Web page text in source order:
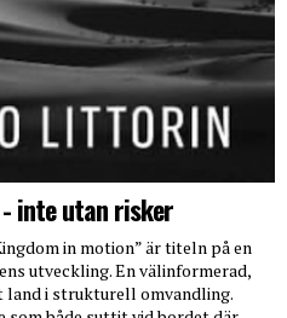
inte utan risker
in motion” är titeln på en
utveckling. En välinformerad,
i strukturell omvandling.